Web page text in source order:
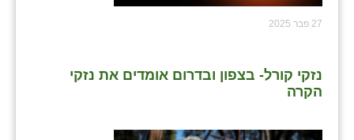
27 פבר 2025
נזקי קורל- בצפון ובדרום אומדים את נזקי
הקרה